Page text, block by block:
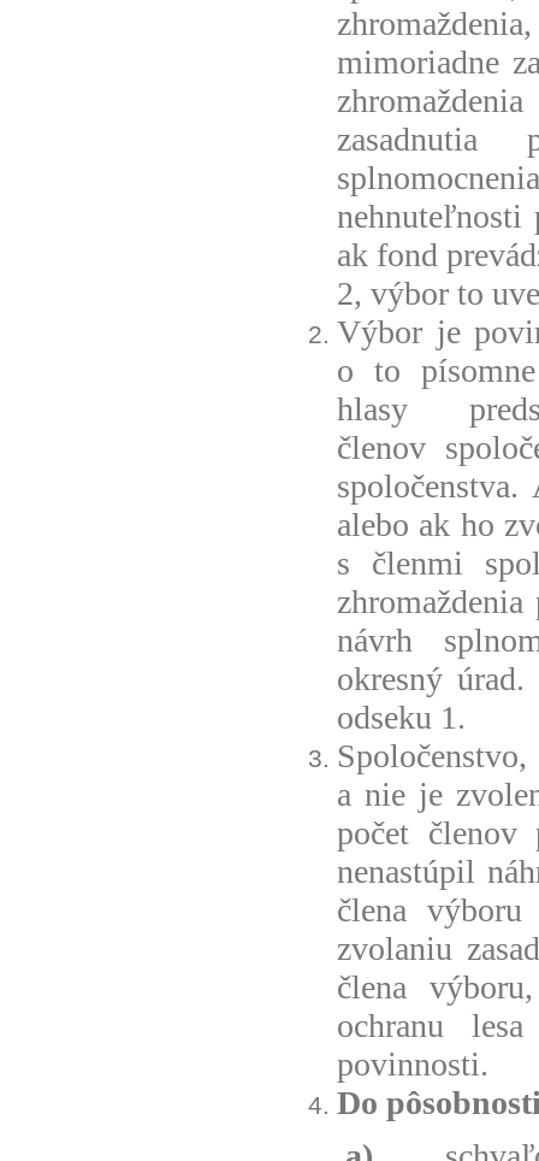
mimoriadne
zasadnutia
nehnuteľnosti
ak fond
2, výbor to
Výbor je
o to
hlasy
členov
alebo ak ho
s členmi
návrh
okresný
odseku 1.
a nie je
počet členov
nenastúpil
člena
zvolaniu
člena
ochranu
povinnosti.
Do